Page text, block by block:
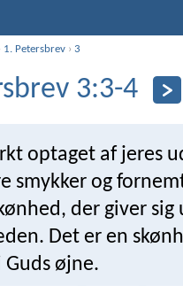
1. Petersbrev ›3
3:3-4
optaget af jeres
smykker og
der giver
Det er en
øjne.